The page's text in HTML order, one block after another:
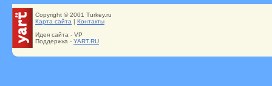
Copyright © 2001 Turkey.ru
Карта сайта | Контакты
Идея сайта - VP
Поддержка - YART.RU